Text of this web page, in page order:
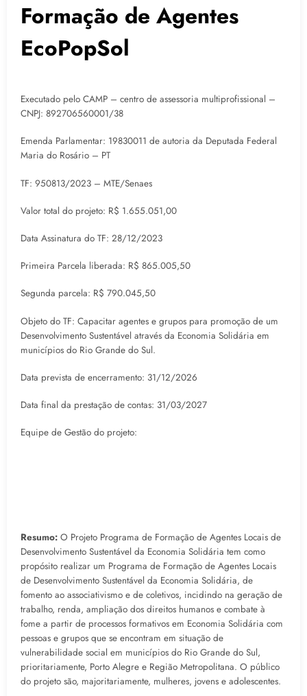
Formação de Agentes
EcoPopSol
Executado pelo CAMP – centro de assessoria multiprofissional –
CNPJ: 892706560001/38
Emenda Parlamentar: 19830011 de autoria da Deputada Federal
Maria do Rosário – PT
TF: 950813/2023 – MTE/Senaes
Valor total do projeto: R$ 1.655.051,00
Data Assinatura do TF: 28/12/2023
Primeira Parcela liberada: R$ 865.005,50
Segunda parcela: R$ 790.045,50
Objeto do TF: Capacitar agentes e grupos para promoção de um
Desenvolvimento Sustentável através da Economia Solidária em
municípios do Rio Grande do Sul.
Data prevista de encerramento: 31/12/2026
Data final da prestação de contas: 31/03/2027
Equipe de Gestão do projeto:
Resumo: O Projeto Programa de Formação de Agentes Locais de
Desenvolvimento Sustentável da Economia Solidária tem como
propósito realizar um Programa de Formação de Agentes Locais
de Desenvolvimento Sustentável da Economia Solidária, de
fomento ao associativismo e de coletivos, incidindo na geração de
trabalho, renda, ampliação dos direitos humanos e combate à
fome a partir de processos formativos em Economia Solidária com
pessoas e grupos que se encontram em situação de
vulnerabilidade social em municípios do Rio Grande do Sul,
prioritariamente, Porto Alegre e Região Metropolitana. O público
do projeto são, majoritariamente, mulheres, jovens e adolescentes.